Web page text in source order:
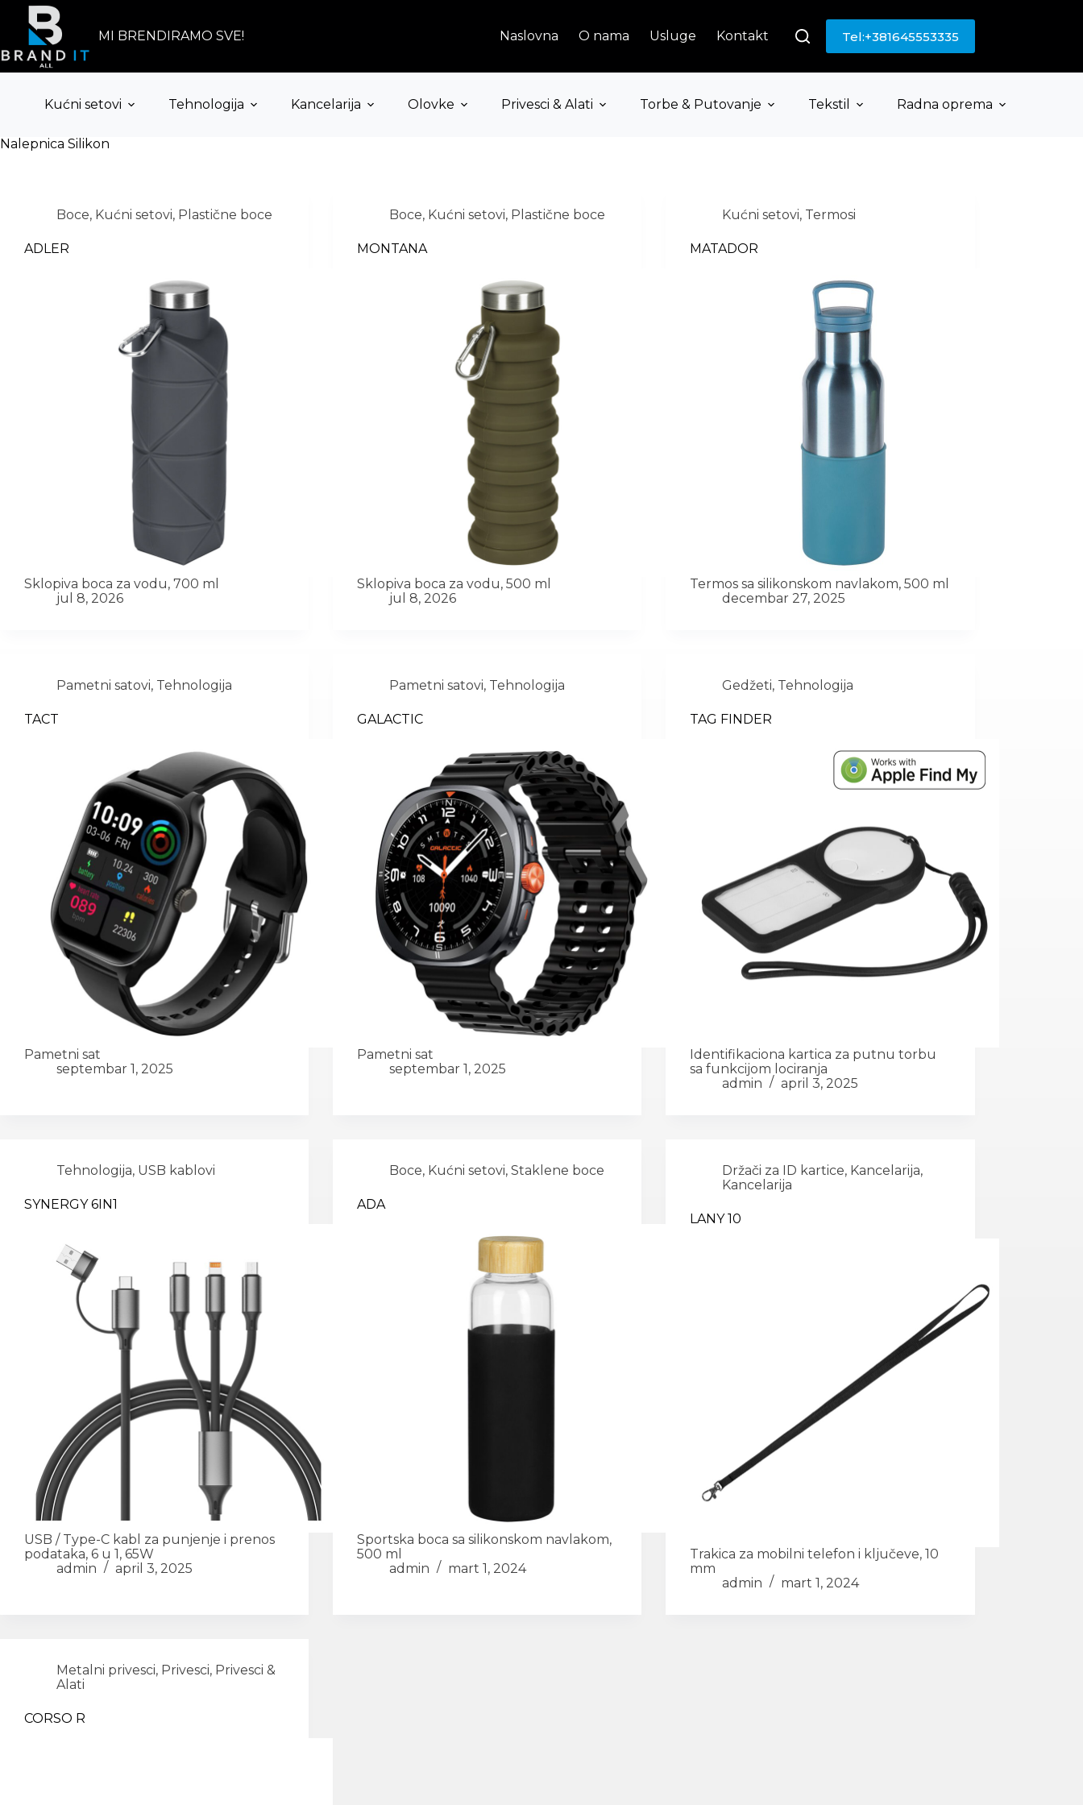
content
MI BRENDIRAMO SVE! Naslovna O nama Usluge Kontakt Tel:+381645553335
Kućni setovi Tehnologija Kancelarija Olovke Privesci & Alati Torbe & Putovanje Tekstil Radna oprema
Nalepnica Silikon
Boce, Kućni setovi, Plastične boce
ADLER
Sklopiva boca za vodu, 700 ml
jul 8, 2026
Boce, Kućni setovi, Plastične boce
MONTANA
Sklopiva boca za vodu, 500 ml
jul 8, 2026
Kućni setovi, Termosi
MATADOR
Termos sa silikonskom navlakom, 500 ml
decembar 27, 2025
Pametni satovi, Tehnologija
TACT
Pametni sat
septembar 1, 2025
Pametni satovi, Tehnologija
GALACTIC
Pametni sat
septembar 1, 2025
Gedžeti, Tehnologija
TAG FINDER
Identifikaciona kartica za putnu torbu
sa funkcijom lociranja
admin
april 3, 2025
Tehnologija, USB kablovi
SYNERGY 6IN1
USB / Type-C kabl za punjenje i prenos
podataka, 6 u 1, 65W
admin
april 3, 2025
Boce, Kućni setovi,Staklene boce
ADA
Sportska boca sa silikonskom navlakom,
500 ml
admin
mart 1, 2024
Držači za ID kartice, Kancelarija,
Kancelarija
LANY 10
Trakica za mobilni telefon i ključeve, 10
mm
admin
mart 1, 2024
Metalni privesci, Privesci, Privesci &
Alati
CORSO R